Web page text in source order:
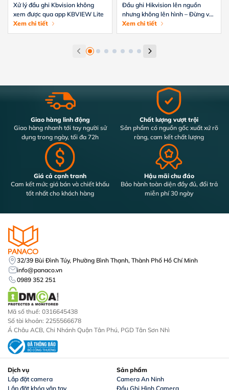
Xử lý đầu ghi Kbvision không
xem được qua app KBVIEW Lite
Xem chi tiết
Đầu ghi Hikvision lên nguồn
nhưng không lên hình – Đừng vội
thay
Xem chi tiết
Giao hàng linh động
Giao hàng nhanh tới tay người sử
dụng trong ngày, tối đa 72h
Chất lượng vượt trội
Sản phẩm có nguồn gốc xuất xứ rõ
ràng, cam kết chất lượng
Giá cả cạnh tranh
Cam kết mức giá bán và chiết khấu
tốt nhất cho khách hàng
Hậu mãi chu đáo
Bảo hành toàn diện đầy đủ, đổi trả
miễn phí 30 ngày
Dịch vụ
Lắp đặt camera
Lắp đặt khóa vân tay
Sản phẩm
Camera An Ninh
Đầu Ghi Hình Camera
32/39 Bùi Đình Túy, Phường Bình Thạnh, Thành Phố Hồ Chí Minh
info@panaco.vn
0989 352 251
Mã số thuế: 0316645438
Số tài khoản: 2255566678
Á Châu ACB, Chi Nhánh Quận Tân Phú, PGD Tân Sơn Nhì